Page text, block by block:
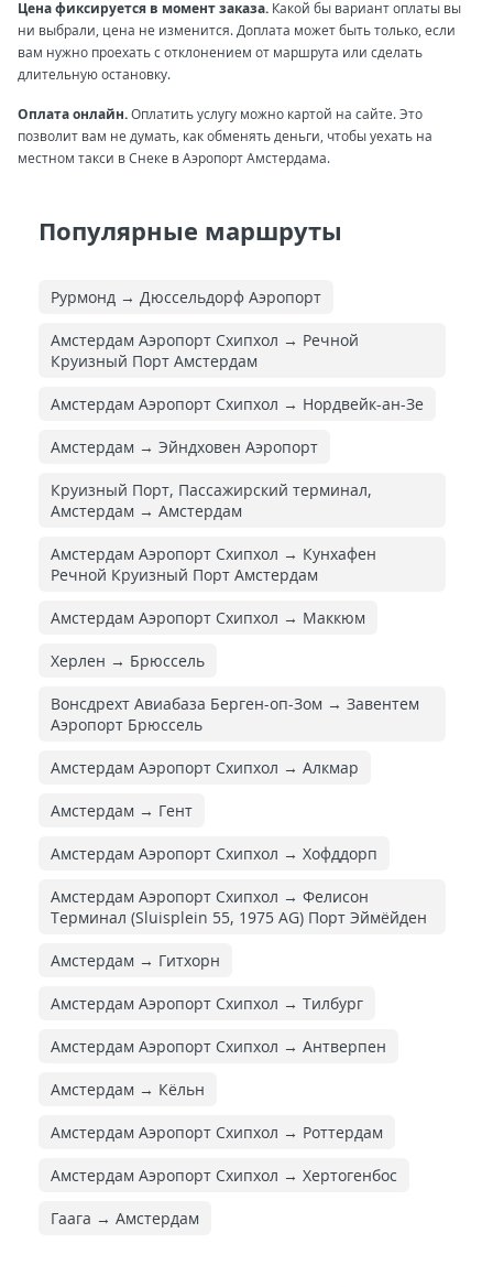
Цена фиксируется в момент заказа. Какой бы вариант оплаты вы
ни выбрали, цена не изменится. Доплата может быть только, если
вам нужно проехать с отклонением от маршрута или сделать
длительную остановку.
Оплата онлайн.Оплатить услугу можно картой на сайте. Это
позволит вам не думать, как обменять деньги, чтобы уехать на
местном такси в Снеке в Аэропорт Амстердама.
Популярные маршруты
Рурмонд → Дюссельдорф Аэропорт
Амстердам Аэропорт Схипхол → Речной
Круизный Порт Амстердам
Амстердам Аэропорт Схипхол → Нордвейк-ан-Зе
Амстердам → Эйндховен Аэропорт
Круизный Порт, Пассажирский терминал,
Амстердам → Амстердам
Амстердам Аэропорт Схипхол → Кунхафен
Речной Круизный Порт Амстердам
Амстердам Аэропорт Схипхол → Маккюм
Херлен → Брюссель
Вонсдрехт Авиабаза Берген-оп-Зом → Завентем
Аэропорт Брюссель
Амстердам Аэропорт Схипхол → Алкмар
Амстердам → Гент
Амстердам Аэропорт Схипхол → Хофддорп
Амстердам Аэропорт Схипхол → Фелисон
Терминал (Sluisplein 55, 1975 AG) Порт Эймёйден
Амстердам → Гитхорн
Амстердам Аэропорт Схипхол → Тилбург
Амстердам Аэропорт Схипхол → Антверпен
Амстердам → Кёльн
Амстердам Аэропорт Схипхол → Роттердам
Амстердам Аэропорт Схипхол → Хертогенбос
Гаага → Амстердам